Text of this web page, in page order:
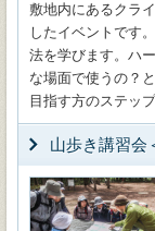
敷地内にあるクラ
したイベントです
法を学びます。ハ
な場面で使うの？
目指す方のステッ
山歩き講習会